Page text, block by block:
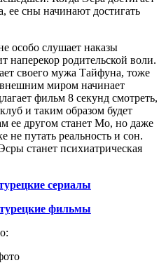
ее сны начинают достигать
особо слушает наказы
наперекор родительской воли.
своего мужа Тайфуна, тоже
миром начинает
фильм 8 секунд смотреть,
и таким образом будет
ее другом станет Мо, но даже
не путать реальность и сон.
станет психиатрическая
сериалы
фильмы